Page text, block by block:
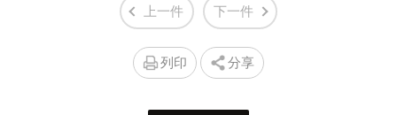
上一件 下一件
列印 分享